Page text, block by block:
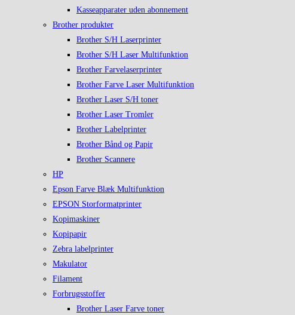
Kasseapparater uden abonnement
Brother produkter
Brother S/H Laserprinter
Brother S/H Laser Multifunktion
Brother Farvelaserprinter
Brother Farve Laser Multifunktion
Brother Laser S/H toner
Brother Laser Tromler
Brother Labelprinter
Brother Bånd og Papir
Brother Scannere
HP
Epson Farve Blæk Multifunktion
EPSON Storformatprinter
Kopimaskiner
Kopipapir
Zebra labelprinter
Makulator
Filament
Forbrugsstoffer
Brother Laser Farve toner